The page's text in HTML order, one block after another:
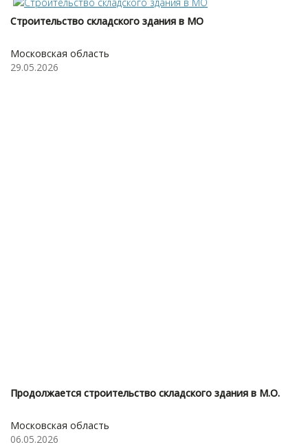
Строительство складского здания в МО
Московская область
29.05.2026
Продолжается строительство складского здания в М.О.
Московская область
06.05.2026